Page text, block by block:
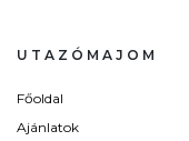
UTAZÓMAJOM
Főoldal
Ajánlatok